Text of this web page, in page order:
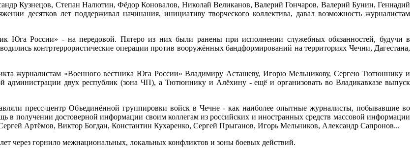
Кузнецов, Степан Налютин, Фёдор Коновалов, Николай Великанов, Валерий Гончаров, Валерий Бунин, Геннадий
десятков лет поддерживал начинания, инициативу творческого коллектива, давал возможность журналистам
Юга России» - на передовой. Пятеро из них были ранены при исполнении служебных обязанностей, будучи в
контртеррористические операции против вооружённых бандформирований на территориях Чечни, Дагестана,
журналистам «Военного вестника Юга России» Владимиру Асташеву, Игорю Мельникову, Сергею Тютюннику и
администрации двух республик (зона ЧП), а Тютюннику и Алёхину - ещё и организовать во Владикавказе выпуск
пресс-центр Объединённой группировки войск в Чечне - как наиболее опытные журналисты, побывавшие во
в получении достоверной информации своим коллегам из российских и иностранных средств массовой информации
Артёмов, Виктор Богдан, Константин Кухаренко, Сергей Прыганов, Игорь Мельников, Александр Сапронов...
через горнило межнациональных, локальных конфликтов и зоны боевых действий.